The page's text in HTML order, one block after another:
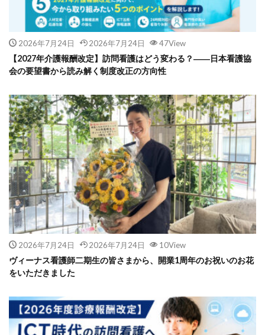
2026年7月24日 2026年7月24日 47View
【2027年介護報酬改定】訪問看護はどう変わる？――日本看護協
会の要望書から読み解く制度改正の方向性
2026年7月24日 2026年7月24日 10View
ヴィーナス看護師二期生の皆さまから、開業1周年のお祝いのお花
をいただきました